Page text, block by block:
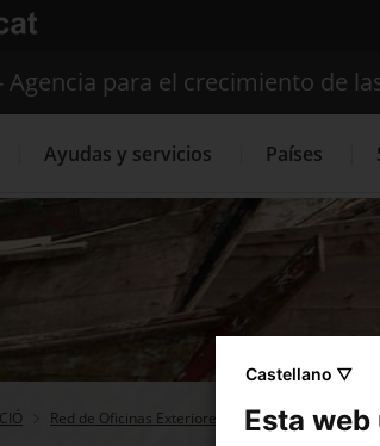
nueva ventana.
Servicios de
Agencia para el crecimiento de
Ayudas y servicios Países
Red de Oficinas Exteriores de Comercio e
Castellano ▽
Esta